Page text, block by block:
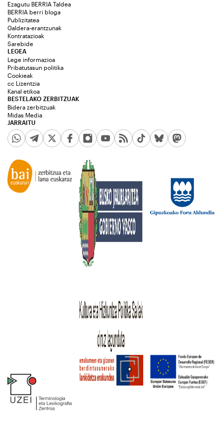
Ezagutu BERRIA Taldea
BERRIA berri bloga
Publizitatea
Galdera-erantzunak
Kontratazioak
Sarebide
JARRAITU
LEGEA
Lege informazioa
Pribatutasun politika
Cookieak
cc Lizentzia
Kanal etikoa
BESTELAKO ZERBITZUAK
Bidera zerbitzuak
Midas Media